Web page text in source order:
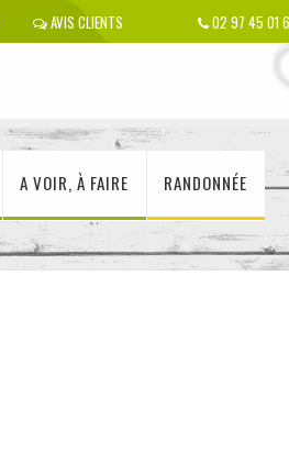
02 97 45 01
AVIS CLIENTS
A VOIR, À FAIRE RANDONNÉE